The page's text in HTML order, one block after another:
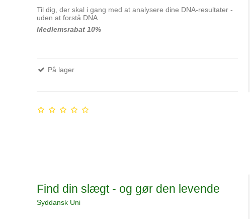
Til dig, der skal i gang med at analysere dine DNA-resultater -
uden at forstå DNA
Medlemsrabat 10%
På lager
Find din slægt - og gør den levende
Syddansk Uni